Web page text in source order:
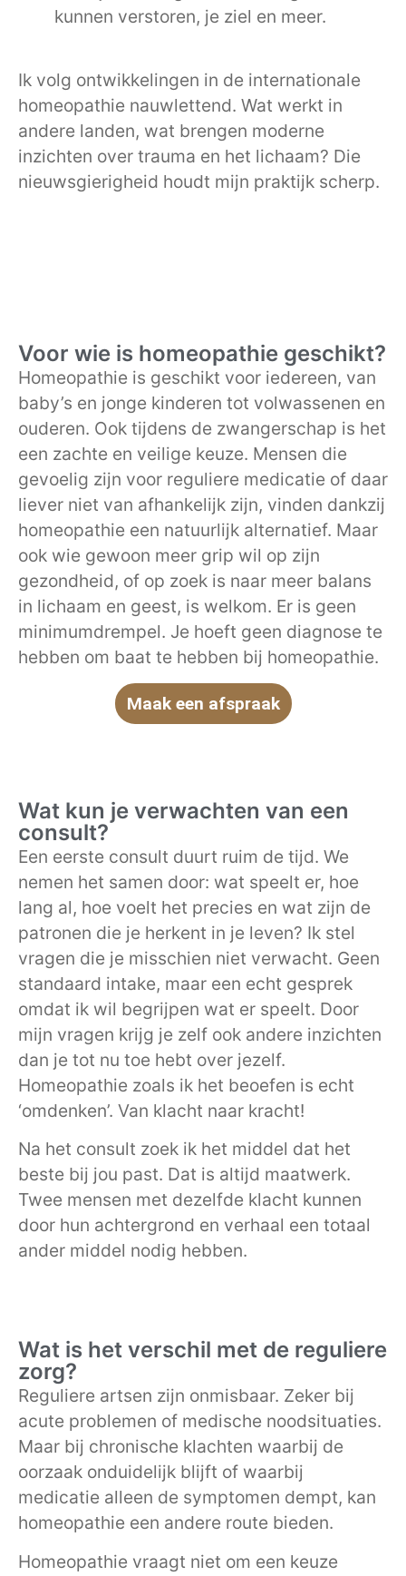
kunnen verstoren, je ziel en meer.
Ik volg ontwikkelingen in de internationale
homeopathie nauwlettend. Wat werkt in
andere landen, wat brengen moderne
inzichten over trauma en het lichaam? Die
nieuwsgierigheid houdt mijn praktijk scherp.
Voor wie is homeopathie geschikt?
Homeopathie is geschikt voor iedereen, van
baby’s en jonge kinderen tot volwassenen en
ouderen. Ook tijdens de zwangerschap is het
een zachte en veilige keuze. Mensen die
gevoelig zijn voor reguliere medicatie of daar
liever niet van afhankelijk zijn, vinden dankzij
homeopathie een natuurlijk alternatief. Maar
ook wie gewoon meer grip wil op zijn
gezondheid, of op zoek is naar meer balans
in lichaam en geest, is welkom. Er is geen
minimumdrempel. Je hoeft geen diagnose te
hebben om baat te hebben bij homeopathie.
Maak een afspraak
Wat kun je verwachten van een
consult?
Een eerste consult duurt ruim de tijd. We
nemen het samen door: wat speelt er, hoe
lang al, hoe voelt het precies en wat zijn de
patronen die je herkent in je leven? Ik stel
vragen die je misschien niet verwacht. Geen
standaard intake, maar een echt gesprek
omdat ik wil begrijpen wat er speelt. Door
mijn vragen krijg je zelf ook andere inzichten
dan je tot nu toe hebt over jezelf.
Homeopathie zoals ik het beoefen is echt
‘omdenken’. Van klacht naar kracht!
Na het consult zoek ik het middel dat het
beste bij jou past. Dat is altijd maatwerk.
Twee mensen met dezelfde klacht kunnen
door hun achtergrond en verhaal een totaal
ander middel nodig hebben.
Wat is het verschil met de reguliere
zorg?
Reguliere artsen zijn onmisbaar. Zeker bij
acute problemen of medische noodsituaties.
Maar bij chronische klachten waarbij de
oorzaak onduidelijk blijft of waarbij
medicatie alleen de symptomen dempt, kan
homeopathie een andere route bieden.
Homeopathie vraagt niet om een keuze